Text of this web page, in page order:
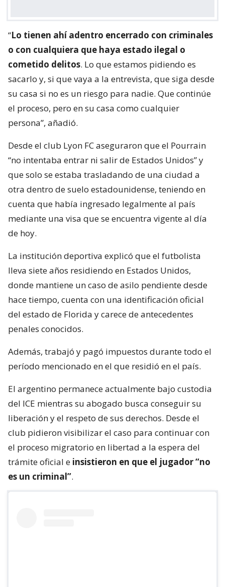
“Lo tienen ahí adentro encerrado con criminales
o con cualquiera que haya estado ilegal o
cometido delitos. Lo que estamos pidiendo es
sacarlo y, si que vaya a la entrevista, que siga desde
su casa si no es un riesgo para nadie. Que continúe
el proceso, pero en su casa como cualquier
persona”, añadió.
Desde el club Lyon FC aseguraron que el Pourrain
“no intentaba entrar ni salir de Estados Unidos” y
que solo se estaba trasladando de una ciudad a
otra dentro de suelo estadounidense, teniendo en
cuenta que había ingresado legalmente al país
mediante una visa que se encuentra vigente al día
de hoy.
La institución deportiva explicó que el futbolista
lleva siete años residiendo en Estados Unidos,
donde mantiene un caso de asilo pendiente desde
hace tiempo, cuenta con una identificación oficial
del estado de Florida y carece de antecedentes
penales conocidos.
Además, trabajó y pagó impuestos durante todo el
período mencionado en el que residió en el país.
El argentino permanece actualmente bajo custodia
del ICE mientras su abogado busca conseguir su
liberación y el respeto de sus derechos. Desde el
club pidieron visibilizar el caso para continuar con
el proceso migratorio en libertad a la espera del
trámite oficial e insistieron en que el jugador “no
es un criminal”.